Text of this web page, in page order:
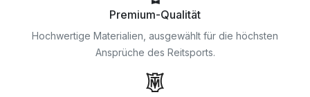
Premium-Qualität
Hochwertige Materialien, ausgewählt für die höchsten
Ansprüche des Reitsports.